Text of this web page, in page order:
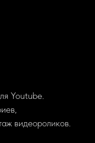
Youtube.
видеороликов.